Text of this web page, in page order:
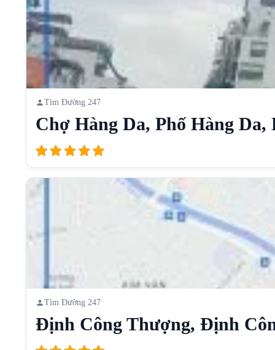
Tìm Đường 247
Chợ Hàng Da, Phố Hàng Da,
Tìm Đường 247
Định Công Thượng, Định